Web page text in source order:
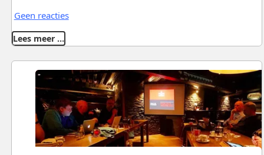
Geen reacties
Lees meer …